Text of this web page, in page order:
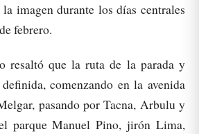
imagen durante los días centrales
febrero.
resaltó que la ruta de la parada y
comenzando en la avenida
pasando por Tacna, Arbulu y
parque Manuel Pino, jirón Lima,